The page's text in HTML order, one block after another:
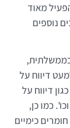
מאוד
נוספים
דיווח על
דיווח על
כמו כן,
כימיים